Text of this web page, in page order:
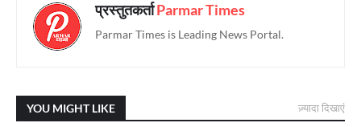
प्रस्तुतकर्ताParmar Times
Parmar Times is Leading News Portal.
YOU MIGHT LIKE ज़्यादा दिखाएं